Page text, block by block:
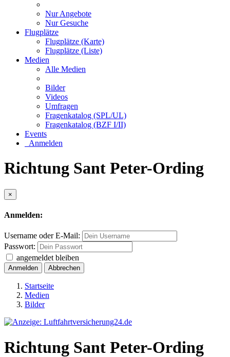
Nur Angebote
Nur Gesuche
Flugplätze
Flugplätze (Karte)
Flugplätze (Liste)
Medien
Alle Medien
Bilder
Videos
Umfragen
Fragenkatalog (SPL/UL)
Fragenkatalog (BZF I/II)
Events
Anmelden
Richtung Sant Peter-Ording
×
Anmelden:
Username oder E-Mail:
Passwort:
angemeldet bleiben
Anmelden Abbrechen
Startseite
Medien
Bilder
Richtung Sant Peter-Ording